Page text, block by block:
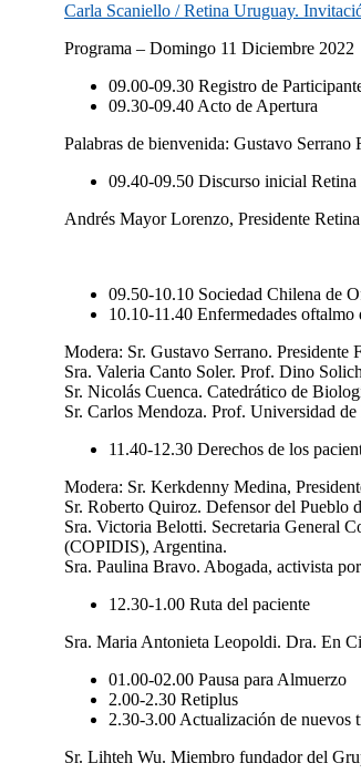
Carla Scaniello / Retina Uruguay.
Programa – Domingo 11 Diciembre 2022
09.00-09.30 Registro de
09.30-09.40 Acto de Apertura
Palabras de bienvenida: Gustavo
09.40-09.50 Discurso inicial Retina
Andrés Mayor Lorenzo, Presidente
09.50-10.10 Sociedad Chilena de
10.10-11.40 Enfermedades
Modera: Sr. Gustavo Serrano.
Sra. Valeria Canto Soler. Prof. Dino
Sr. Nicolás Cuenca. Catedrático de
Sr. Carlos Mendoza. Prof. Universidad
11.40-12.30 Derechos de los
Modera: Sr. Kerkdenny Medina,
Sr. Roberto Quiroz. Defensor del Pueblo
Sra. Victoria Belotti. Secretaria General
(COPIDIS), Argentina.
Sra. Paulina Bravo. Abogada, activista
12.30-1.00 Ruta del paciente
Sra. Maria Antonieta Leopoldi. Dra. En
01.00-02.00 Pausa para Almuerzo
2.00-2.30 Retiplus
2.30-3.00 Actualización de nuevos
Sr. Lihteh Wu. Miembro fundador del